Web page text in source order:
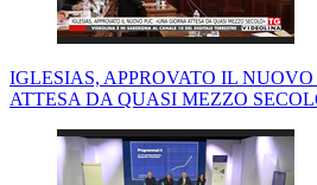
IGLESIAS, APPROVATO IL
ATTESA DA QUASI MEZZO